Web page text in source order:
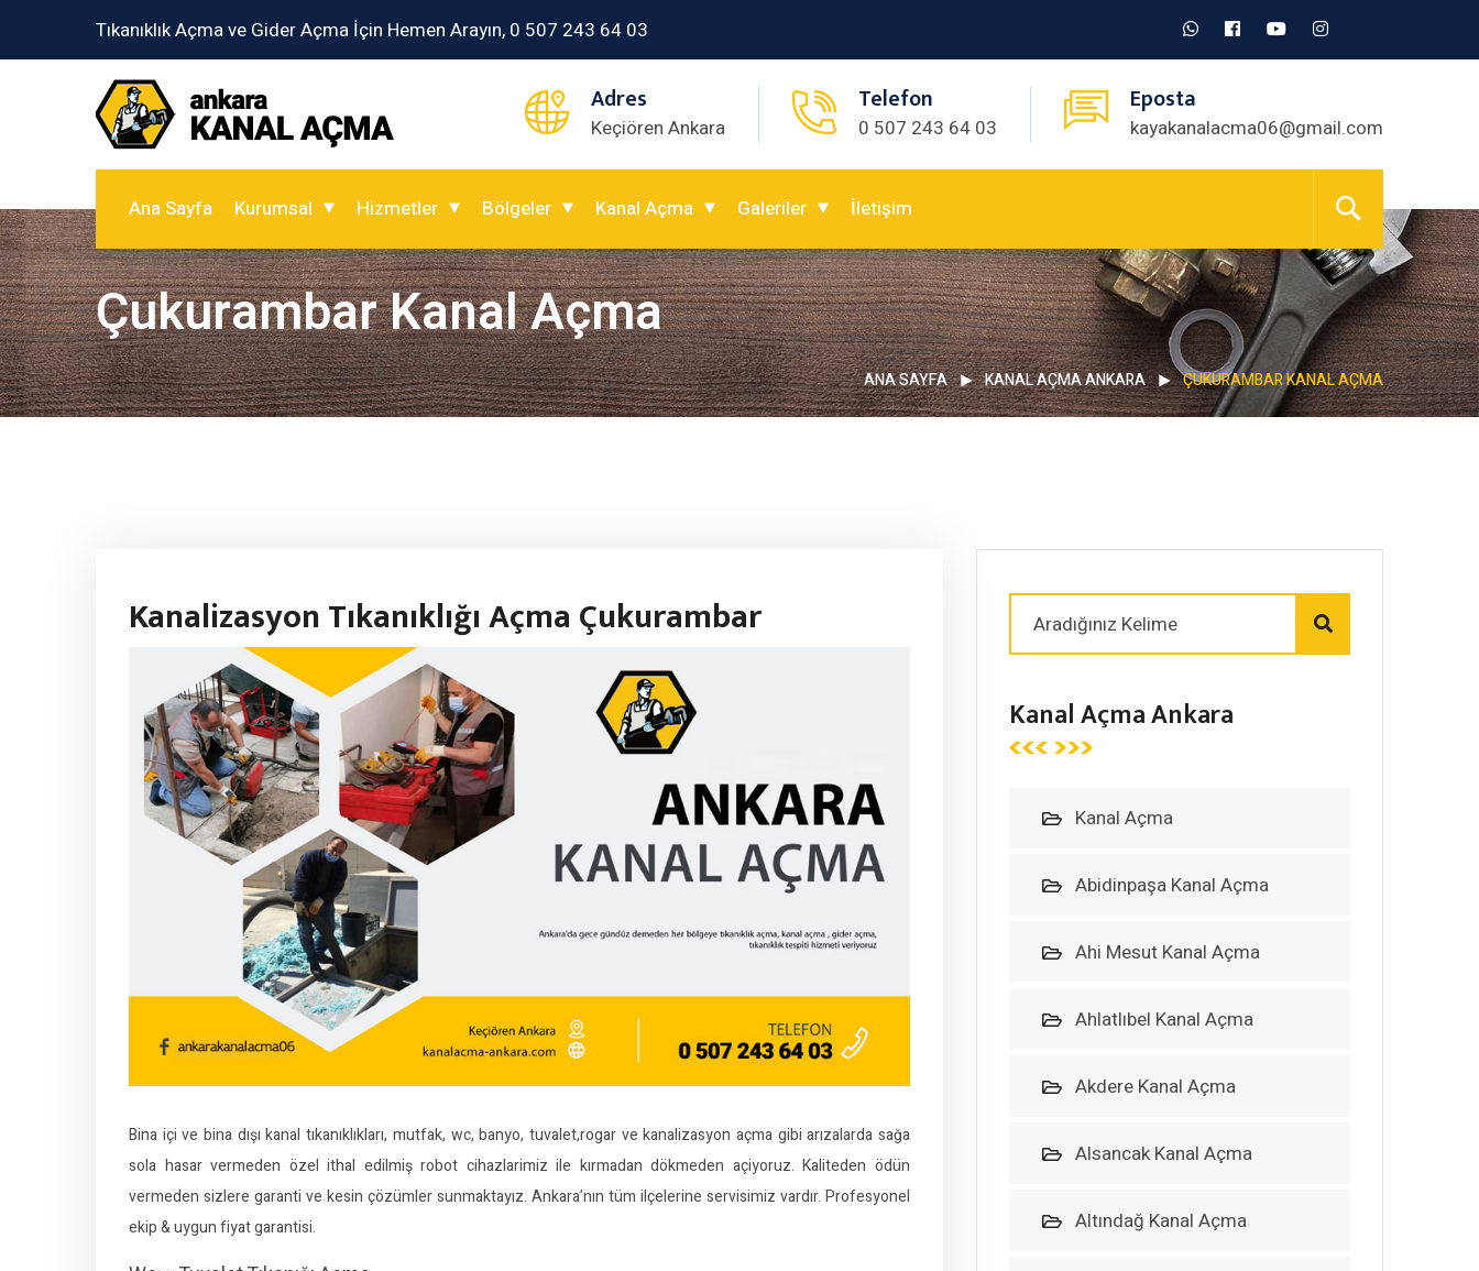
Tıkanıklık Açma ve Gider Açma İçin Hemen Arayın, 0 507 243 64 03
Adres
Keçiören Ankara
Telefon
0 507 243 64 03
Eposta
kayakanalacma06@gmail.com
Ana Sayfa Kurumsal Hizmetler Bölgeler Kanal Açma Galeriler İletişim
Çukurambar Kanal Açma
ANA SAYFA KANAL AÇMA ANKARA ÇUKURAMBAR KANAL AÇMA
Kanalizasyon Tıkanıklığı Açma Çukurambar
Bina içi ve bina dışı kanal tıkanıklıkları, mutfak, wc, banyo, tuvalet,rogar ve kanalizasyon açma gibi arızalarda sağa
sola hasar vermeden özel ithal edilmiş robot cihazlarimiz ile kırmadan dökmeden açiyoruz. Kaliteden ödün
vermeden sizlere garanti ve kesin çözümler sunmaktayız. Ankara’nın tüm ilçelerine servisimiz vardır. Profesyonel
ekip & uygun fiyat garantisi.
Kanal Açma Ankara
Kanal Açma
Abidinpaşa Kanal Açma
Ahi Mesut Kanal Açma
Ahlatlıbel Kanal Açma
Akdere Kanal Açma
Alsancak Kanal Açma
Altındağ Kanal Açma